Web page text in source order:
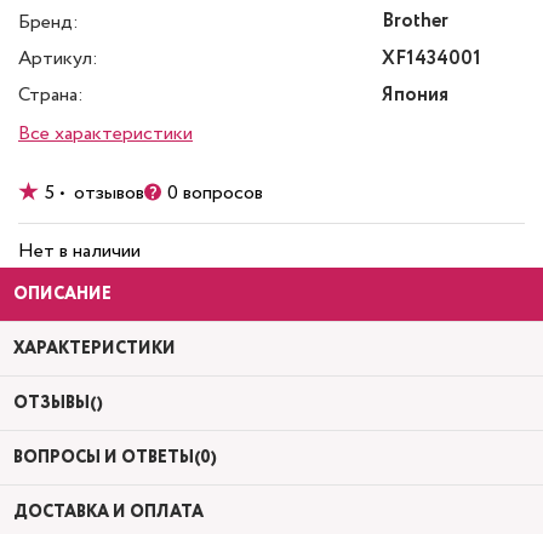
Бренд:
Brother
Артикул:
XF1434001
Страна:
Япония
Все характеристики
5 • отзывов 0 вопросов
Нет в наличии
ОПИСАНИЕ
ХАРАКТЕРИСТИКИ
ОТЗЫВЫ()
ВОПРОСЫ И ОТВЕТЫ(0)
ДОСТАВКА И ОПЛАТА